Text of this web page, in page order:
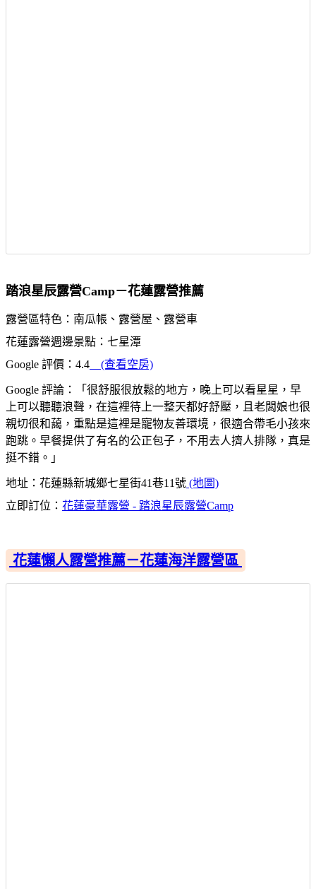
踏浪星辰露營Camp－花蓮露營推薦
露營區特色：南瓜帳、露營屋、露營車
花蓮露營週邊景點：七星潭
Google 評價：4.4 (查看空房)
Google 評論：「很舒服很放鬆的地方，晚上可以看星星，早
上可以聽聽浪聲，在這裡待上一整天都好舒壓，且老闆娘也很
親切很和藹，重點是這裡是寵物友善環境，很適合帶毛小孩來
跑跳。早餐提供了有名的公正包子，不用去人擠人排隊，真是
挺不錯。」
地址：花蓮縣新城鄉七星街41巷11號 (地圖)
立即訂位： 花蓮豪華露營 - 踏浪星辰露營Camp
花蓮懶人露營推薦－花蓮海洋露營區